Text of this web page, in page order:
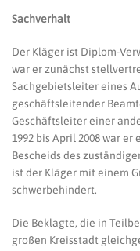
Sachverhalt
Der Kläger ist Diplom-
war er zunächst
Sachgebietsleiter eines
geschäftsleitender
Geschäftsleiter einer
1992 bis April 2008 war
Bescheids des
ist der Kläger mit einem
schwerbehindert.
Die Beklagte, die in
großen Kreisstadt